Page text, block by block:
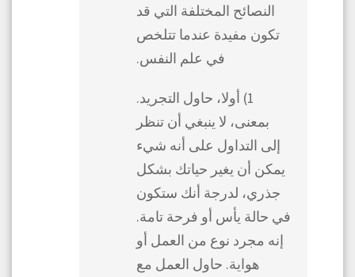
النصائح المختلفة التي قد
تكون مفيدة عندما تتلخص
في علم النفس.
1) أولا، حاول التجريد.
بمعنى، لا ينبغي أن تنظر
إلى التداول على أنه شيء
يمكن أن يغير حياتك بشكل
جذري، لدرجة أنك ستكون
في حالة يأس أو فرحة تامة.
إنه مجرد نوع من العمل أو
هواية. حاول العمل مع